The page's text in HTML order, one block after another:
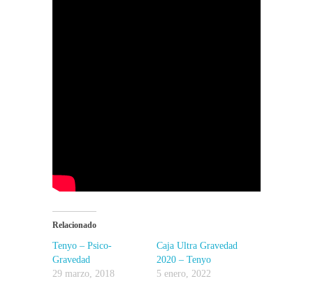
Relacionado
Tenyo – Psico-
Gravedad
29 marzo, 2018
Caja Ultra Gravedad
2020 – Tenyo
5 enero, 2022